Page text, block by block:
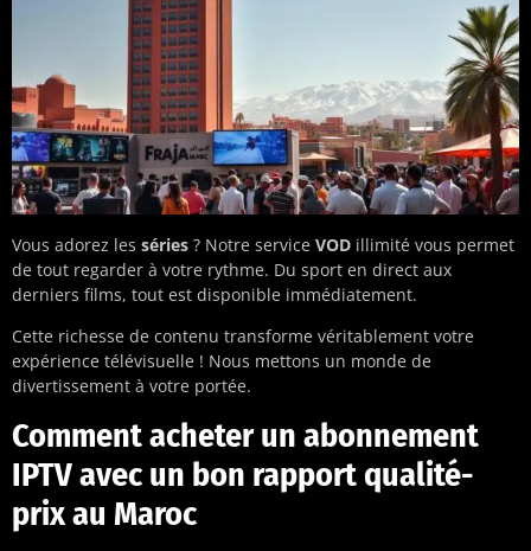
Vous adorez les séries ? Notre service VOD illimité vous permet
de tout regarder à votre rythme. Du sport en direct aux
derniers films, tout est disponible immédiatement.
Cette richesse de contenu transforme véritablement votre
expérience télévisuelle ! Nous mettons un monde de
divertissement à votre portée.
Comment acheter un abonnement
IPTV avec un bon rapport qualité-
prix au Maroc